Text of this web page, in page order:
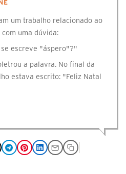
um trabalho relacionado ao
uma dúvida:
escreve "áspero"?"
a palavra. No final da
estava escrito: "Feliz Natal